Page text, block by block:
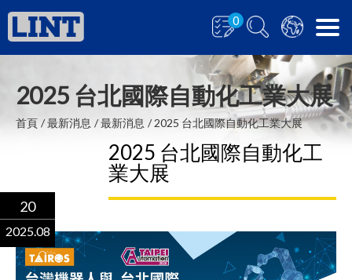
0
2025 台北國際自動化工業大展
首頁 最新消息 最新消息 2025 台北國際自動化工業大展
20
2025.08
2025 台北國際自動化工
業大展